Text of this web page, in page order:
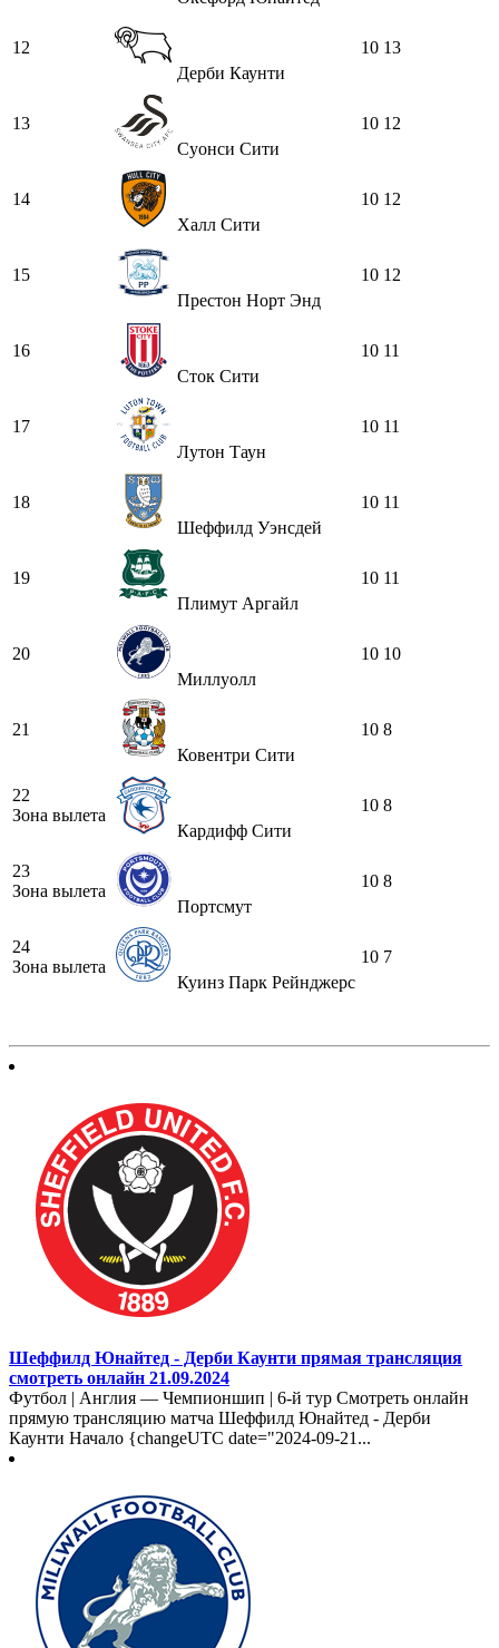
12
Дерби Каунти
10 13
13
Суонси Сити
10 12
14
Халл Сити
10 12
15
Престон Норт Энд
10 12
16
Сток Сити
10 11
17
Лутон Таун
10 11
18
Шеффилд Уэнсдей
10 11
19
Плимут Аргайл
10 11
20
Миллуолл
10 10
21
Ковентри Сити
10 8
22
Зона вылета
Кардифф Сити
10 8
23
Зона вылета
Портсмут
10 8
24
Зона вылета
Куинз Парк Рейнджерс
10 7
Шеффилд Юнайтед - Дерби Каунти прямая трансляция
смотреть онлайн 21.09.2024
Футбол | Англия — Чемпионшип | 6-й тур Смотреть онлайн
прямую трансляцию матча Шеффилд Юнайтед - Дерби
Каунти Начало {changeUTC date="2024-09-21...